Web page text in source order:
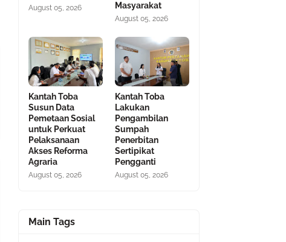
August 05, 2026
Masyarakat
August 05, 2026
Kantah Toba
Susun Data
Pemetaan Sosial
untuk Perkuat
Pelaksanaan
Akses Reforma
Agraria
August 05, 2026
Kantah Toba
Lakukan
Pengambilan
Sumpah
Penerbitan
Sertipikat
Pengganti
August 05, 2026
Main Tags